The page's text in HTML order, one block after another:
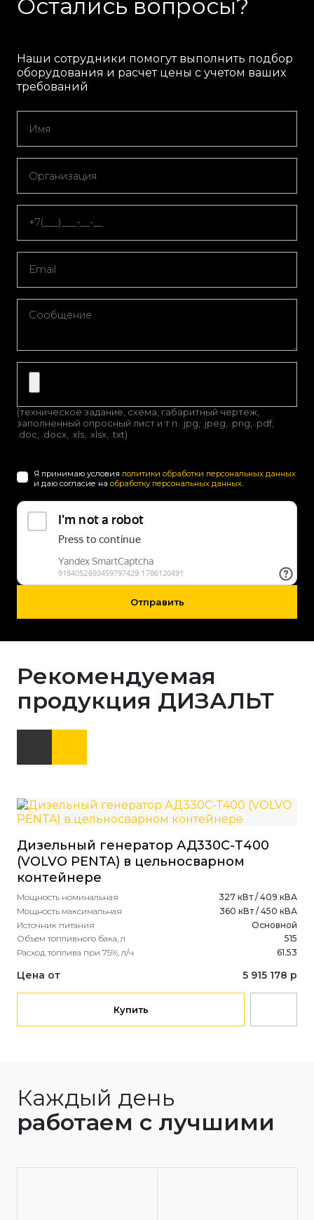
Остались вопросы?
Наши сотрудники помогут выполнить подбор
оборудования и расчет цены с учетом ваших
требований
(техническое задание, схема, габаритный чертеж,
заполненный опросный лист и т.п. .jpg, .jpeg, .png, .pdf,
.doc, .docx, .xls, .xlsx, .txt)
Я принимаю условия политики обработки персональных данных
и даю согласие на обработку персональных данных.
Отправить
Рекомендуемая
продукция ДИЗАЛЬТ
Дизельный генератор АД330С-Т400
(VOLVO PENTA) в цельносварном
контейнере
Мощность номинальная
327 кВт / 409 кВА
Мощность максимальная
360 кВт / 450 кВА
Источник питания
Основной
Объем топливного бака, л
515
Расход топлива при 75%, л/ч
61.53
Цена от 5 915 178 р
Купить
Каждый день
работаем с лучшими